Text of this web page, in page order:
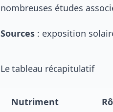
nombreuses études
Sources : exposition
Le tableau récapitulatif
Nutriment